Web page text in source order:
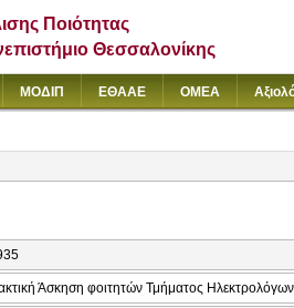
Ποιότητας
Θεσσαλονίκης
ΜΟΔΙΠ ΕΘΑΑΕ ΟΜΕΑ
Άσκηση φοιτητών Τμήματος